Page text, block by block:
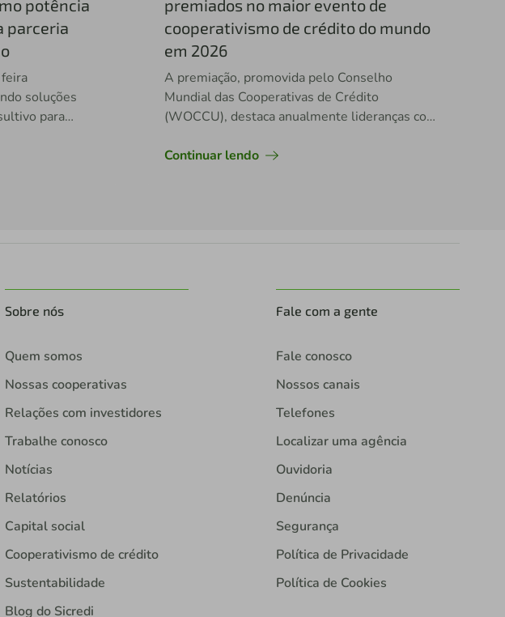
potência
parceria
soluções
para
premiados no maior evento de
cooperativismo de crédito do mundo
em 2026
A premiação, promovida pelo Conselho
Mundial das Cooperativas de Crédito
(WOCCU), destaca anualmente lideranças com
Continuar lendo
Sobre nós
Quem somos
Nossas cooperativas
Relações com investidores
Trabalhe conosco
Notícias
Relatórios
Capital social
Cooperativismo de crédito
Sustentabilidade
Blog do Sicredi
Fale com a gente
Fale conosco
Nossos canais
Telefones
Localizar uma agência
Ouvidoria
Denúncia
Segurança
Política de Privacidade
Política de Cookies